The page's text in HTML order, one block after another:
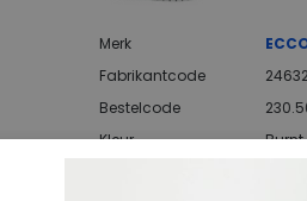
Merk
Fabrikantcode
Bestelcode
Kleur